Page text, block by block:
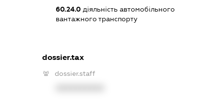
60.24.0діяльність автомобільного
вантажного транспорту
dossier.tax
dossier.staff